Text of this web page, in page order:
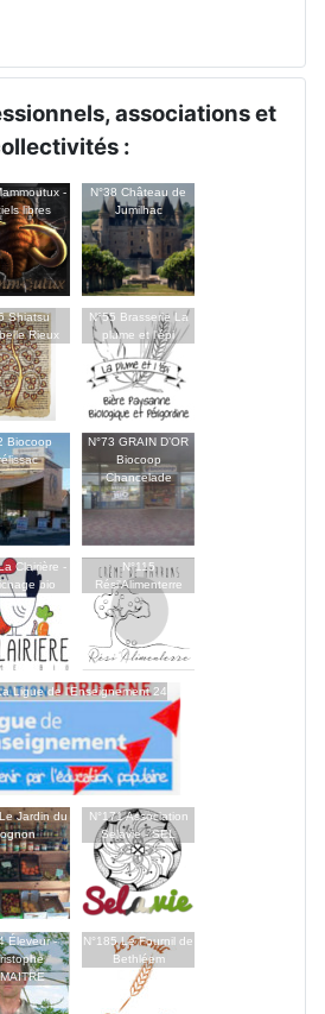
associations et
:
-
libres
N°38 Château de
Jumilhac
Shiatsu
Rieux
N°55 Brasserie La
plume et l'épi
Biocoop
N°73 GRAIN D’OR
Biocoop
Chancelade
Clairière -
bio
N°115
Rési'Alimenterre
Ligue de l'Enseignement 24
Jardin du
N°171 Association
Selavie - SEL
Éleveur -
N°185 Le Fournil de
Bethléem